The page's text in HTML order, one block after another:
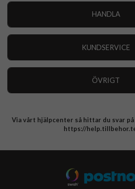
HANDLA
KUNDSERVICE
ÖVRIGT
Integritetspolicy
Via vårt hjälpcenter så hittar du svar
https://